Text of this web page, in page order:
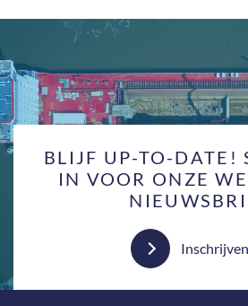
BLIJF UP-TO-DATE!
IN VOOR ONZE
Inschrijven